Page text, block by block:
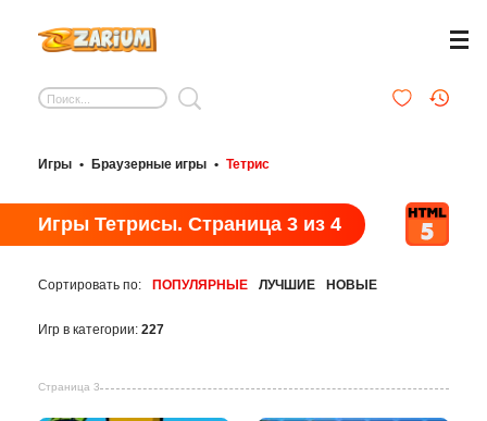
Игры • Браузерные игры • Тетрис
Игры Тетрисы. Страница 3 из 4
Сортировать по: ПОПУЛЯРНЫЕ ЛУЧШИЕ НОВЫЕ
Игр в категории: 227
Страница 3